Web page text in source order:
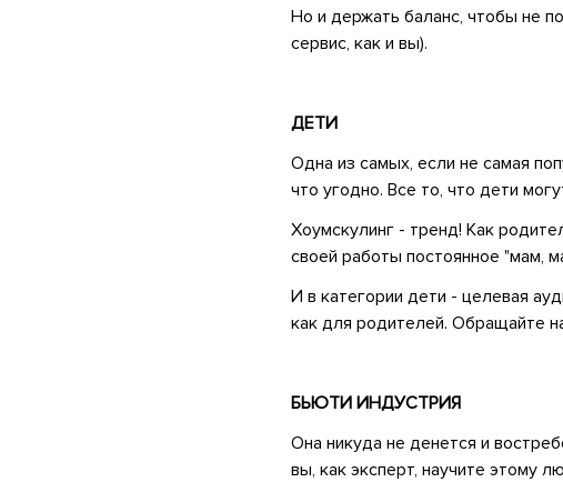
Но и держать баланс, чтобы не
сервис, как и вы).
ДЕТИ
Одна из самых, если не самая
что угодно. Все то, что дети
Хоумскулинг - тренд! Как
своей работы постоянное "мам,
И в категории дети - целевая
как для родителей. Обращайте
БЬЮТИ ИНДУСТРИЯ
Она никуда не денется и
вы, как эксперт, научите этому